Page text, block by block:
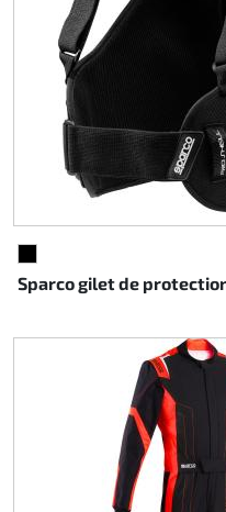
Sparco gilet de
NOIR